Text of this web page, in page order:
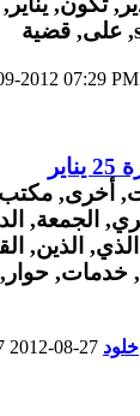
2012 07:29 PM
خلود